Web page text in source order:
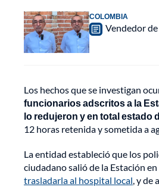
COLOMBIA
Vendedor
Los hechos que se investigan
funcionarios adscritos a la
lo redujeron y en total estado
12 horas retenida y sometida a
La entidad estableció que los
ciudadano salió de la Estación
trasladarla al hospital local, y de